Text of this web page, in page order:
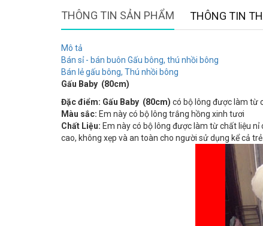
THÔNG TIN SẢN PHẨM THÔNG TIN
Mô tả
Bán sỉ - bán buôn Gấu bông, thú nhồi bông
Bán lẻ gấu bông, Thú nhồi bông
Gấu Baby (80cm)
Đặc điểm: Gấu Baby (80cm) có bộ lông được làm từ
Màu sắc: Em này có bộ lông trắng hồng xinh tươi
Chất Liệu: Em này có bộ lông được làm từ chất liệu
cao, không xẹp và an toàn cho người sử dụng kể cả